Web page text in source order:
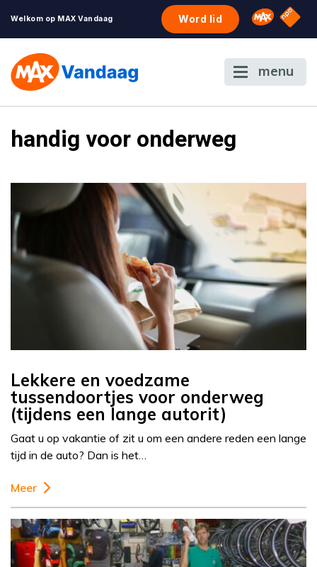
Welkom op MAX Vandaag Word lid Omroep
NPO
menu
handig voor onderweg
Lekkere en voedzame
tussendoortjes voor onderweg
(tijdens een lange autorit)
Gaat u op vakantie of zit u om een andere reden een lange
tijd in de auto? Dan is het…
Meer